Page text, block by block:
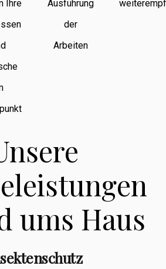
Ihre
Ausführung
der
Arbeiten
ums Haus